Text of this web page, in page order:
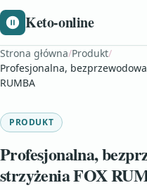
Keto-online
Strona główna/Produkt/
Profesjonalna,
RUMBA
PRODUKT
Profesjonalna,
strzyżenia FOX